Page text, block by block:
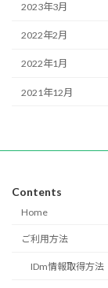
2023年3月
2022年2月
2022年1月
2021年12月
Contents
Home
ご利用方法
IDm情報取得方法